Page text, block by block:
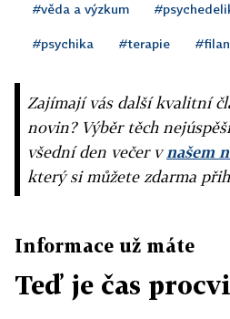
#věda a výzkum
#psychika #terapie
Zajímají vás další kvalitní
novin? Výběr těch
všední den večer vnašem
který si můžete zdarma
Informace už máte
Teď je čas